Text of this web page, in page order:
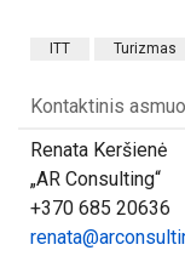
ITT Turizmas
Kontaktinis asmuo
Renata Keršienė
„AR Consulting“
+370 685 20636